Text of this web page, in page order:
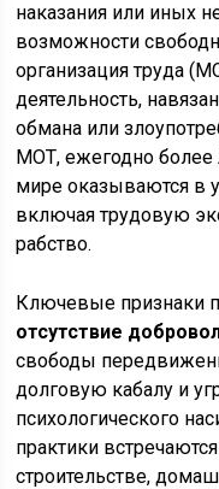
наказания или иных
возможности
организация труда
деятельность,
обмана или
МОТ, ежегодно более
мире оказываются в
включая трудовую
рабство.
Ключевые признаки
отсутствие
свободы
долговую кабалу и
психологического
практики
строительстве,